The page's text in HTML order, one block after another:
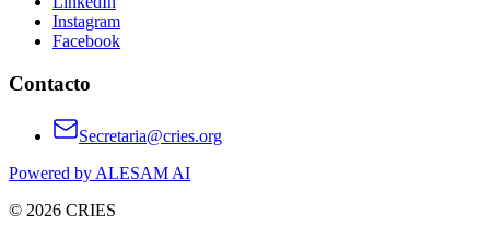
Instagram
Facebook
Contacto
Secretaria@cries.org
Powered by ALESAM AI
© 2026 CRIES